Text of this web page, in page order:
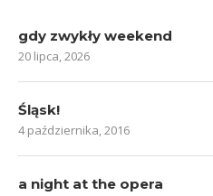
gdy zwykły weekend
20 lipca, 2026
Śląsk!
4 października, 2016
a night at the opera